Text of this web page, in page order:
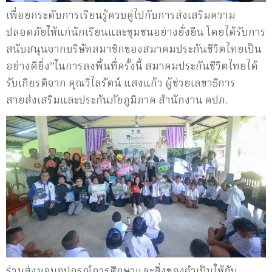
เพื่อยกระดับการเรียนรู้ควบคู่ไปกับการส่งเสริมความ
ปลอดภัยให้แก่นักเรียนและชุมชนอย่างยั่งยืน โดยได้รับการ
สนับสนุนจากบริษัทสมาชิกของสมาคมประกันชีวิตไทยเป็น
อย่างดียิ่ง”ในการลงพื้นที่ครั้งนี้ สมาคมประกันชีวิตไทยได้
รับเกียรติจาก คุณวิไลรัตน์ แสงแก้ว ผู้ช่วยเลขาธิการ
สายส่งเสริมและประกันภัยภูมิภาค สำนักงาน คปภ.